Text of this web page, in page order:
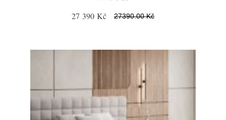
27 390 Kč 27390.00 Kč